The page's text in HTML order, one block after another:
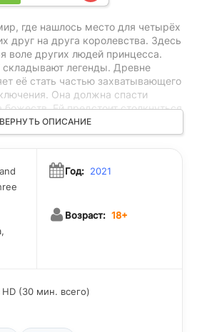
где нашлось место для четырёх
друг на друга королевства. Здесь
воле других людей принцесса.
легенды. Древне
её стать частью захватывающего
Она должна спасти
божеств. Ей предстоит столкнуться
противников на своем пути,
силами будет стараться довести
и полная неожиданных
ОПИСАНИЕ
Год: 2021
Возраст: 18+
HD (30 мин. всего)